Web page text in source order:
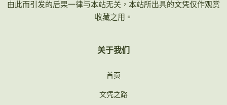
由此而引发的后果一律与本站无关，本站所出具的文凭仅作观赏
收藏之用。
关于我们
首页
文凭之路